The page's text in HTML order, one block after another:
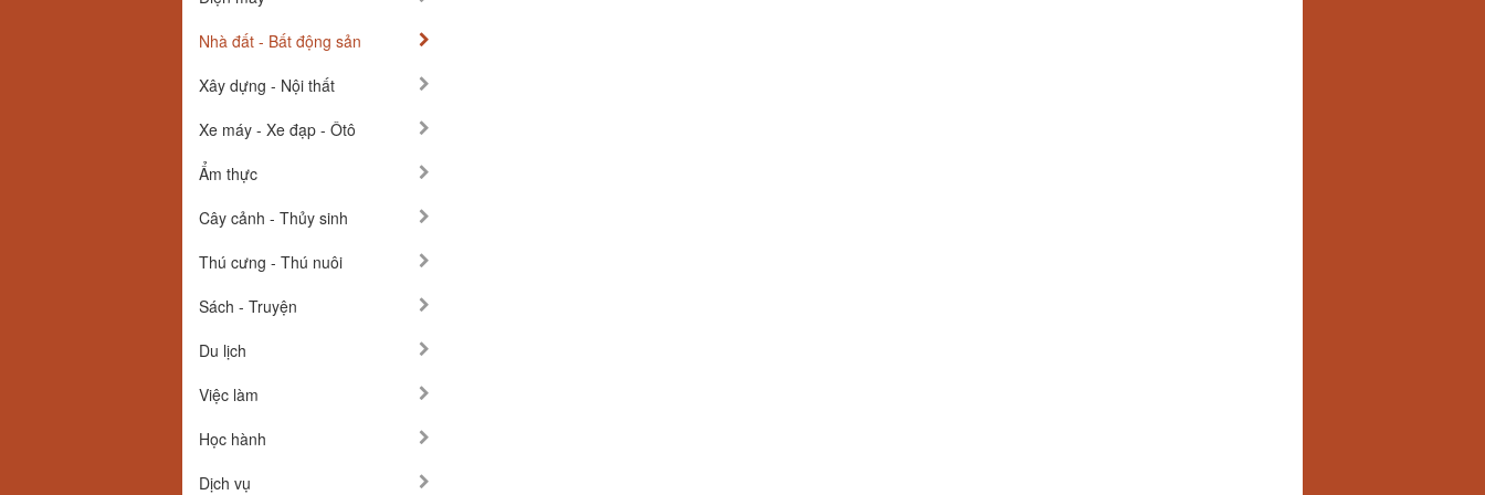
Nhà đất - Bất động sản
Xây dựng - Nội thất
Xe máy - Xe đạp - Ôtô
Ẩm thực
Cây cảnh - Thủy sinh
Thú cưng - Thú nuôi
Sách - Truyện
Du lịch
Việc làm
Học hành
Dịch vụ